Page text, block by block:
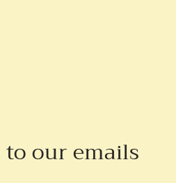
our emails